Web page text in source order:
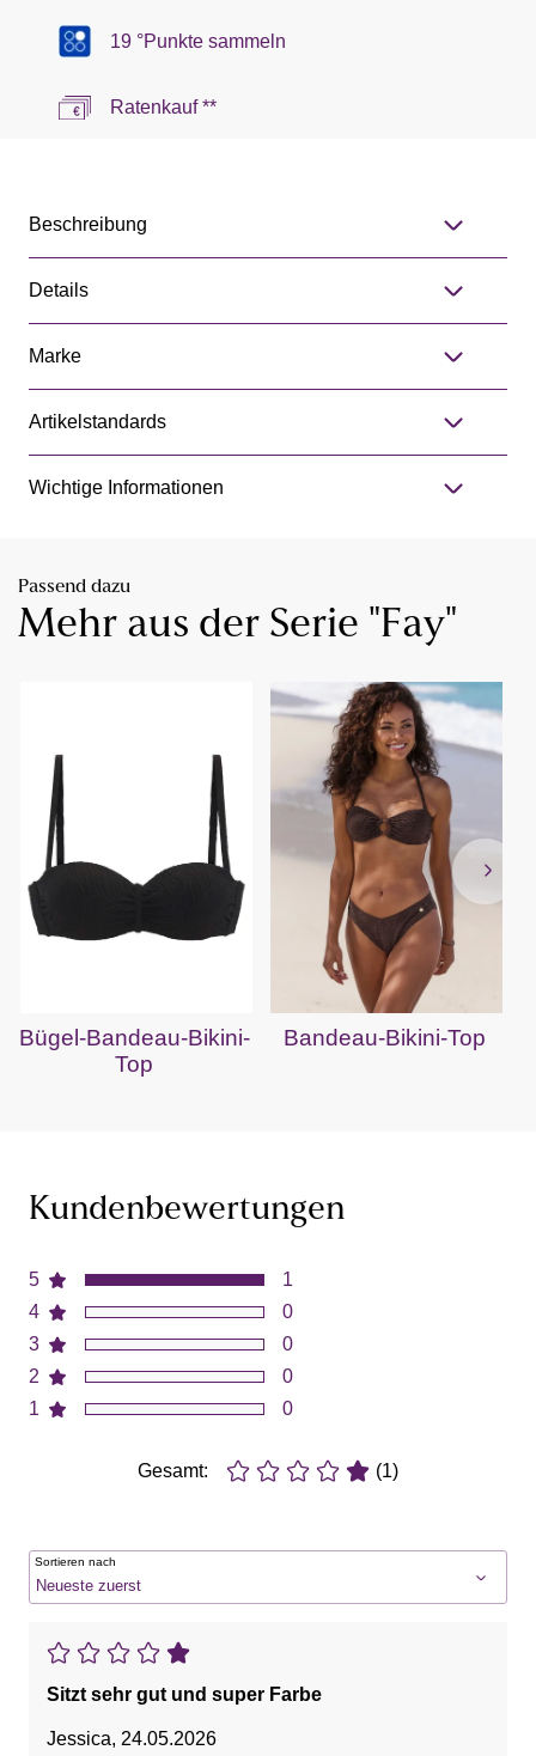
19 °Punkte sammeln
Ratenkauf **
Beschreibung
Details
Marke
Artikelstandards
Wichtige Informationen
Passend dazu
Mehr aus der Serie "Fay"
Bügel-Bandeau-Bikini-
Top
Bandeau-Bikini-Top
Kundenbewertungen
5
4
3
2
1
1
0
0
0
0
Gesamt: (1)
Sortieren nach
Sitzt sehr gut und super Farbe
Jessica, 24.05.2026